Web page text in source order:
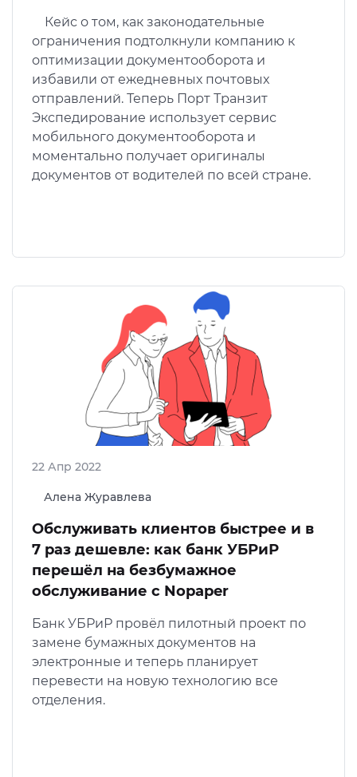
Кейс о том, как законодательные
ограничения подтолкнули компанию к
оптимизации документооборота и
избавили от ежедневных почтовых
отправлений. Теперь Порт Транзит
Экспедирование использует сервис
мобильного документооборота и
моментально получает оригиналы
документов от водителей по всей стране.
Алена Журавлева
22 Апр 2022
Обслуживать клиентов быстрее и в
7 раз дешевле: как банк УБРиР
перешёл на безбумажное
обслуживание с Nopaper
Банк УБРиР провёл пилотный проект по
замене бумажных документов на
электронные и теперь планирует
перевести на новую технологию все
отделения.